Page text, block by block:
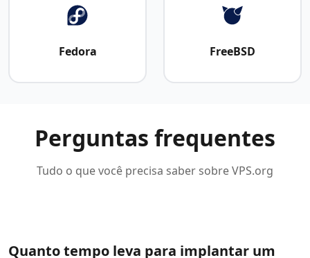
Fedora FreeBSD
Perguntas frequentes
Tudo o que você precisa saber sobre VPS.org
Quanto tempo leva para implantar um